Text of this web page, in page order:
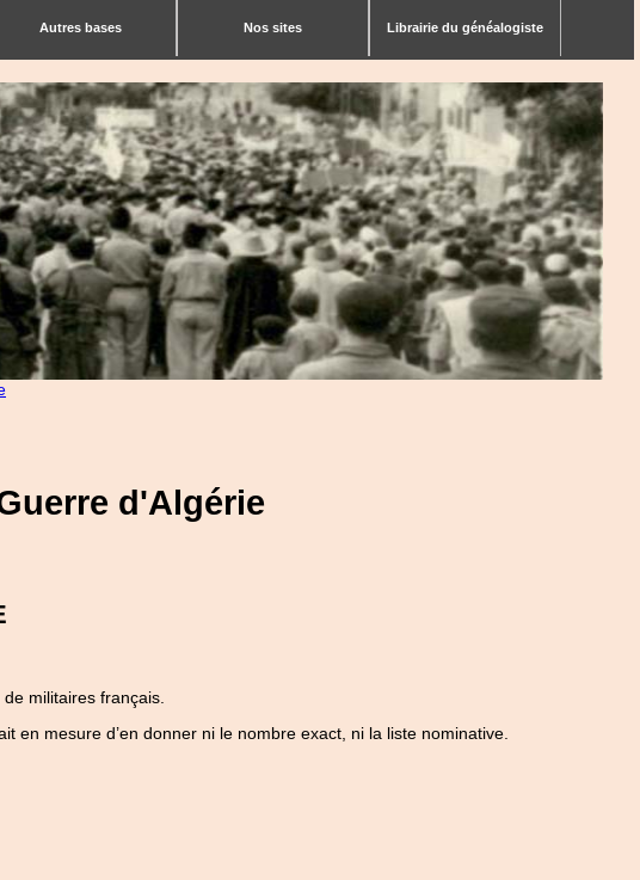
Autres bases Nos sites Librairie du généalogiste
d'Algérie
militaires français.
en mesure d’en donner ni le nombre exact, ni la liste nominative.